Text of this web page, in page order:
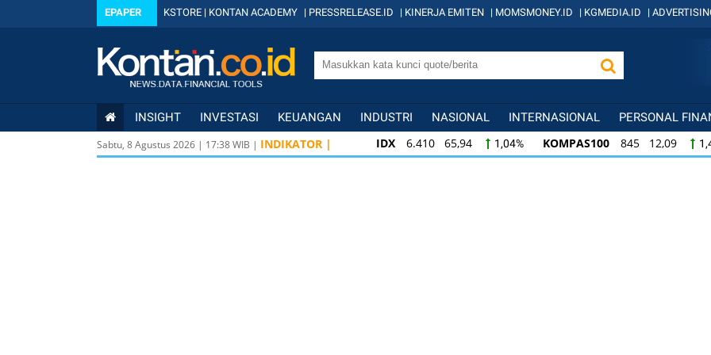
EPAPER KSTORE | KONTAN ACADEMY | PRESSRELEASE.ID | KINERJA EMITEN | MOMSMONEY.ID | KGMEDIA.ID |
INSIGHT INVESTASI KEUANGAN INDUSTRI NASIONAL INTERNASIONAL PERSONAL
Sabtu, 8 Agustus 2026 | 17:38WIB | INDIKATOR | IDX 6.410 65,94 1,04% KOMPAS100 845 12,09
KOMPAS100
845 12,09 1,45% LQ45 640 9,44